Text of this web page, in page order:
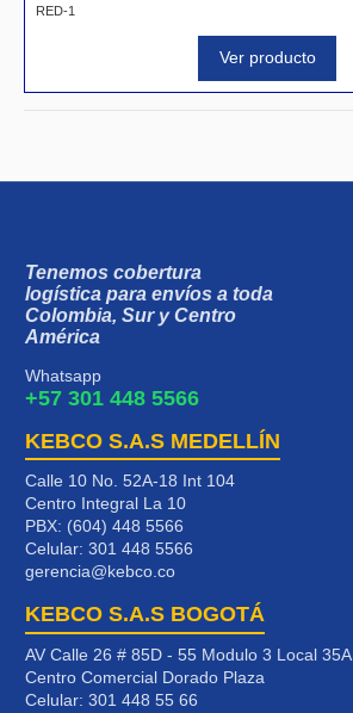
RED-1
Ver producto
Tenemos cobertura
logística para envíos a toda
Colombia, Sur y Centro
América
Whatsapp
+57 301 448 5566
KEBCO S.A.S MEDELLÍN
Calle 10 No. 52A-18 Int 104
Centro Integral La 10
PBX: (604) 448 5566
Celular: 301 448 5566
gerencia@kebco.co
KEBCO S.A.S BOGOTÁ
AV Calle 26 # 85D - 55 Modulo 3 Local 35A
Centro Comercial Dorado Plaza
Celular: 301 448 55 66